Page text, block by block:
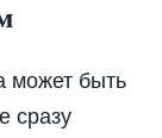
может быть
сразу